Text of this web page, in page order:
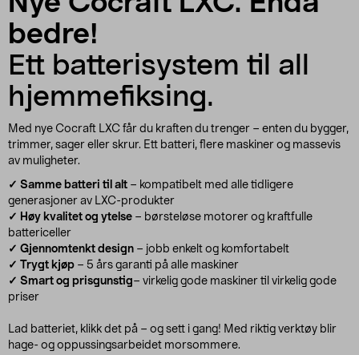
bedre!
Ett batterisystem til all
hjemmefiksing.
Med nye Cocraft LXC får du kraften du trenger – enten du bygger,
trimmer, sager eller skrur. Ett batteri, flere maskiner og massevis
av muligheter.
✓ Samme batteri til alt – kompatibelt med alle tidligere
generasjoner av LXC-produkter
✓ Høy kvalitet og ytelse – børsteløse motorer og kraftfulle
battericeller
✓ Gjennomtenkt design – jobb enkelt og komfortabelt
✓ Trygt kjøp – 5 års garanti på alle maskiner
✓ Smart og prisgunstig– virkelig gode maskiner til virkelig gode
priser
Lad batteriet, klikk det på – og sett i gang! Med riktig verktøy blir
hage- og oppussingsarbeidet morsommere.